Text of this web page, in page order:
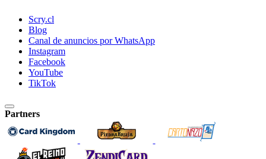
Scry.cl
Blog
Canal de anuncios por WhatsApp
Instagram
Facebook
YouTube
TikTok
Partners